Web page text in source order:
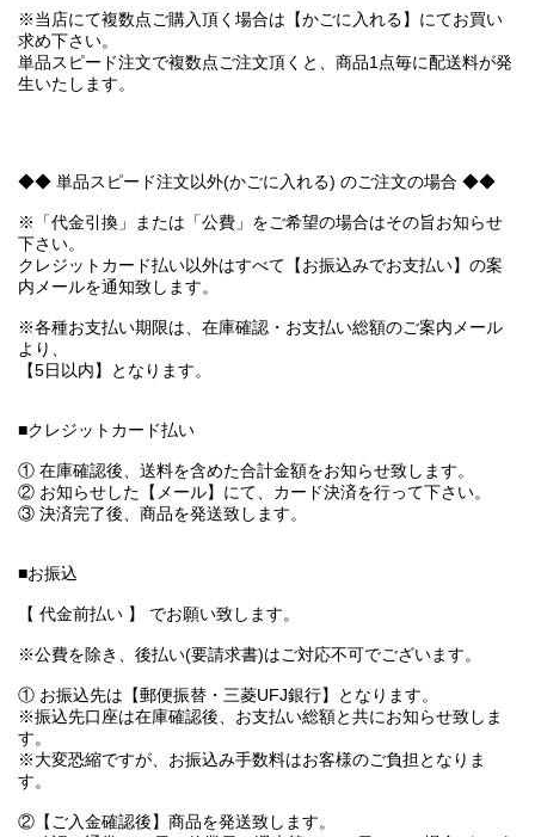
※当店にて複数点ご購入頂く場合は【かごに入れる】にてお買い
求め下さい。
単品スピード注文で複数点ご注文頂くと、商品1点毎に配送料が発
生いたします。
◆◆ 単品スピード注文以外(かごに入れる) のご注文の場合 ◆◆
※「代金引換」または「公費」をご希望の場合はその旨お知らせ
下さい。
クレジットカード払い以外はすべて【お振込みでお支払い】の案
内メールを通知致します。
※各種お支払い期限は、在庫確認・お支払い総額のご案内メール
より、
【5日以内】となります。
■クレジットカード払い
① 在庫確認後、送料を含めた合計金額をお知らせ致します。
② お知らせした【メール】にて、カード決済を行って下さい。
③ 決済完了後、商品を発送致します。
■お振込
【 代金前払い 】 でお願い致します。
※公費を除き、後払い(要請求書)はご対応不可でございます。
① お振込先は【郵便振替・三菱UFJ銀行】となります。
※振込先口座は在庫確認後、お支払い総額と共にお知らせ致しま
す。
※大変恐縮ですが、お振込み手数料はお客様のご負担となりま
す。
②【ご入金確認後】商品を発送致します。